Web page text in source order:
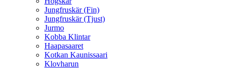
Jungfruskär (Fin)
Jungfruskär (Tjust)
Jurmo
Kobba Klintar
Haapasaaret
Kotkan Kaunissaari
Klovharun